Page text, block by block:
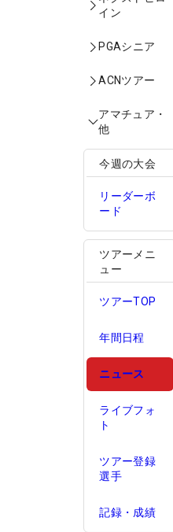
イン
PGAシニア
ACNツアー
アマチュア・
他
今週の大会
リーダーボ
ード
ツアーメニ
ュー
ツアーTOP
年間日程
ニュース
ライブフォ
ト
ツアー登録
選手
記録・成績